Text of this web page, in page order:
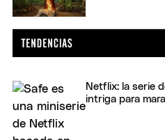
Netflix: la serie
intriga para